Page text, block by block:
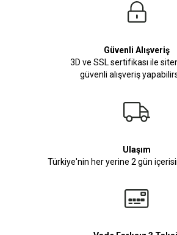
Manken Bedenleri Üst Grup M, Alt Grup 33
Güvenli Alışveriş
3D ve SSL sertifikası ile
güvenli alışveriş
Ulaşım
Türkiye'nin her yerine 2 gün